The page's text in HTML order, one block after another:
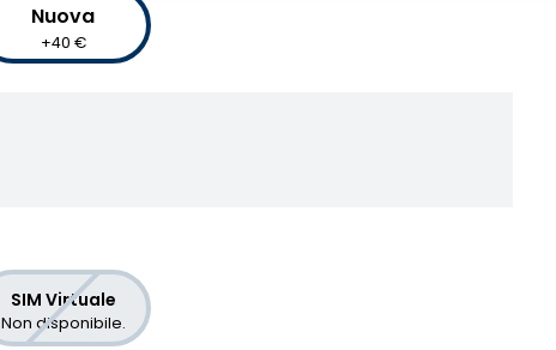
Nuova
+40 €
SIM Virtuale
Non disponibile.